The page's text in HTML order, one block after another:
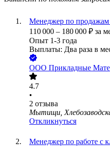
Менеджер по
110 000 – 180 000 ₽ за
Опыт 1-3 года
Выплаты: Два раза в
ООО Прикладные
4.7
•
2 отзыва
Мытищи,
Откликнуться
Менеджер по работе с